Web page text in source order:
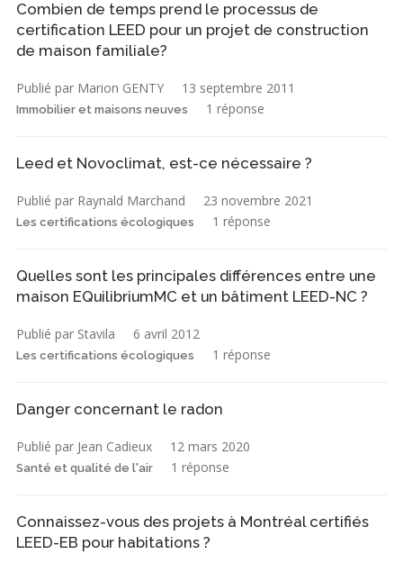
Combien de temps prend le processus de
certification LEED pour un projet de construction
de maison familiale?
Publié par Marion GENTY 13 septembre 2011
Immobilier et maisons neuves 1 réponse
Leed et Novoclimat, est-ce nécessaire ?
Publié par Raynald Marchand 23 novembre 2021
Les certifications écologiques 1 réponse
Quelles sont les principales différences entre une
maison EQuilibriumMC et un bâtiment LEED-NC ?
Publié par Stavila 6 avril 2012
Les certifications écologiques 1 réponse
Danger concernant le radon
Publié par Jean Cadieux 12 mars 2020
Santé et qualité de l'air 1 réponse
Connaissez-vous des projets à Montréal certifiés
LEED-EB pour habitations ?